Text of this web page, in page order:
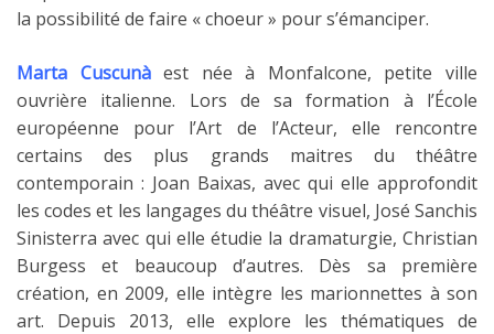
la possibilité de faire « choeur » pour s’émanciper.
Marta Cuscunàest née à Monfalcone, petite ville
ouvrière italienne. Lors de sa formation à l’École
européenne pour l’Art de l’Acteur, elle rencontre
certains des plus grands maitres du théâtre
contemporain : Joan Baixas, avec qui elle approfondit
les codes et les langages du théâtre visuel, José Sanchis
Sinisterra avec qui elle étudie la dramaturgie, Christian
Burgess et beaucoup d’autres. Dès sa première
création, en 2009, elle intègre les marionnettes à son
art. Depuis 2013, elle explore les thématiques de